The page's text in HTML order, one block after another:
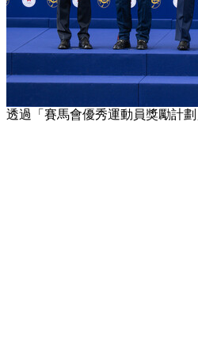
透過「賽馬會優秀運動員獎勵計